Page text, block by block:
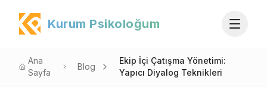
Kurum Psikoloğum
Ana
Sayfa
Blog
Ekip İçi Çatışma Yönetimi:
Yapıcı Diyalog Teknikleri